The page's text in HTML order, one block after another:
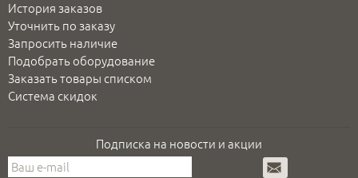
История заказов
Уточнить по заказу
Запросить наличие
Подобрать оборудование
Заказать товары списком
Система скидок
Подписка на новости и акции
Подписаться